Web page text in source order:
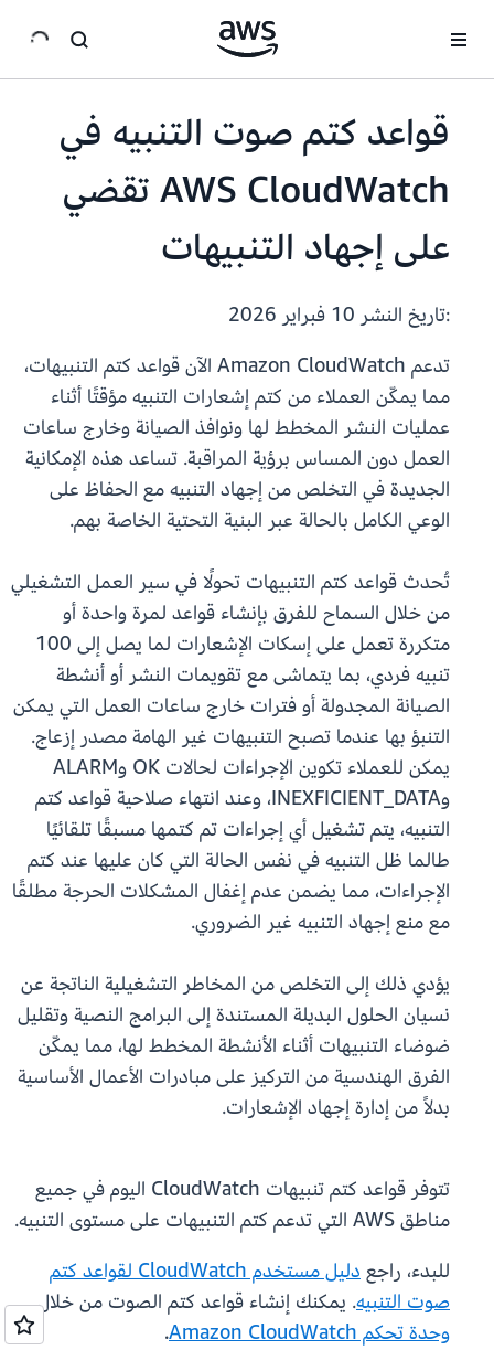
قواعد كتم صوت التنبيه في
AWS CloudWatch تقضي
على إجهاد التنبيهات
:تاريخ النشر
تدعم Amazon CloudWatch الآن قواعد كتم التنبيهات،
مما يمكّن العملاء من كتم إشعارات التنبيه مؤقتًا أثناء
عمليات النشر المخطط لها ونوافذ الصيانة وخارج ساعات
العمل دون المساس برؤية المراقبة. تساعد هذه الإمكانية
الجديدة في التخلص من إجهاد التنبيه مع الحفاظ على
الوعي الكامل بالحالة عبر البنية التحتية الخاصة بهم.
تُحدث قواعد كتم التنبيهات تحولًا في سير العمل التشغيلي
من خلال السماح للفرق بإنشاء قواعد لمرة واحدة أو
متكررة تعمل على إسكات الإشعارات لما يصل إلى 100
تنبيه فردي، بما يتماشى مع تقويمات النشر أو أنشطة
الصيانة المجدولة أو فترات خارج ساعات العمل التي يمكن
التنبؤ بها عندما تصبح التنبيهات غير الهامة مصدر إزعاج.
يمكن للعملاء تكوين الإجراءات لحالات OK وALARM
وINEXFICIENT_DATA، وعند انتهاء صلاحية قواعد كتم
التنبيه، يتم تشغيل أي إجراءات تم كتمها مسبقًا تلقائيًا
طالما ظل التنبيه في نفس الحالة التي كان عليها عند كتم
الإجراءات، مما يضمن عدم إغفال المشكلات الحرجة مطلقًا
مع منع إجهاد التنبيه غير الضروري.
يؤدي ذلك إلى التخلص من المخاطر التشغيلية الناتجة عن
نسيان الحلول البديلة المستندة إلى البرامج النصية وتقليل
ضوضاء التنبيهات أثناء الأنشطة المخطط لها، مما يمكّن
الفرق الهندسية من التركيز على مبادرات الأعمال الأساسية
بدلاً من إدارة إجهاد الإشعارات.
تتوفر قواعد كتم تنبيهات CloudWatch اليوم في جميع
مناطق AWS التي تدعم كتم التنبيهات على مستوى التنبيه.
للبدء، راجع
دليل مستخدم CloudWatch لقواعد كتم
صوت التنبيه. يمكنك إنشاء قواعد كتم الصوت من خلال
وحدة تحكم Amazon CloudWatch
.